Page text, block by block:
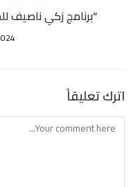
“برنامج زكي ناصيف
اترك تعليقاً